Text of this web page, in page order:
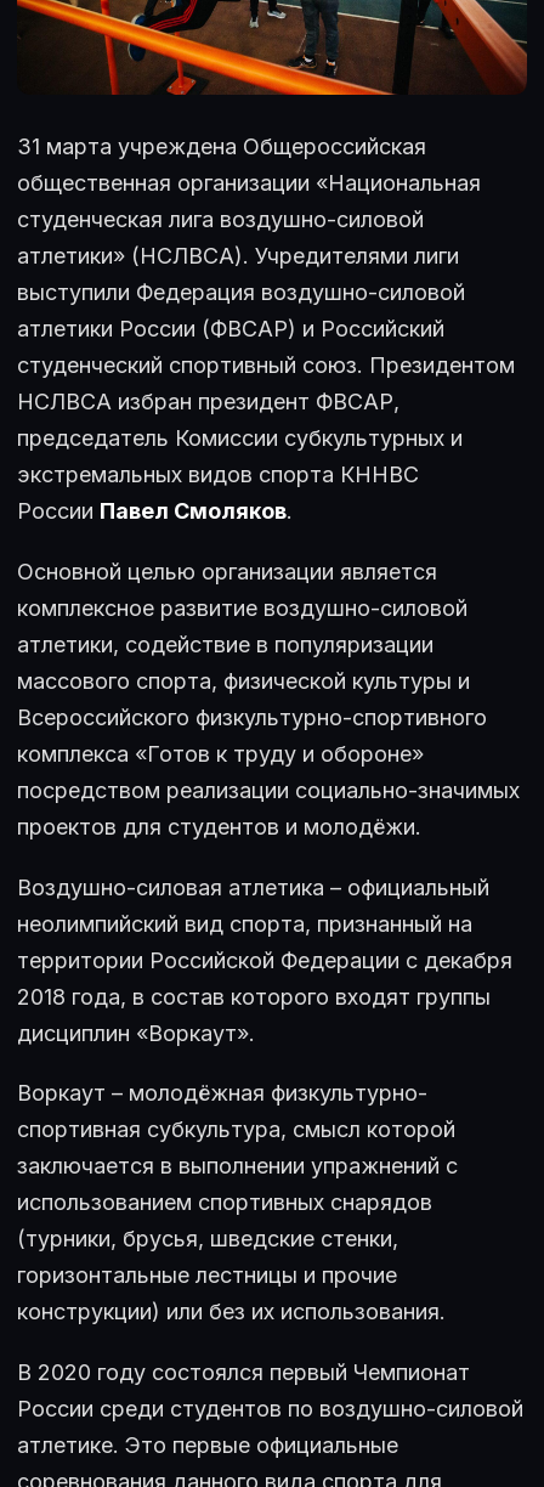
31 марта учреждена Общероссийская
общественная организации «Национальная
студенческая лига воздушно-силовой
атлетики» (НСЛВСА). Учредителями лиги
выступили Федерация воздушно-силовой
атлетики России (ФВСАР) и Российский
студенческий спортивный союз. Президентом
НСЛВСА избран президент ФВСАР,
председатель Комиссии субкультурных и
экстремальных видов спорта КННВС
России Павел Смоляков.
Основной целью организации является
комплексное развитие воздушно-силовой
атлетики, содействие в популяризации
массового спорта, физической культуры и
Всероссийского физкультурно-спортивного
комплекса «Готов к труду и обороне»
посредством реализации социально-значимых
проектов для студентов и молодёжи.
Воздушно-силовая атлетика – официальный
неолимпийский вид спорта, признанный на
территории Российской Федерации с декабря
2018 года, в состав которого входят группы
дисциплин «Воркаут».
Воркаут – молодёжная физкультурно-
спортивная субкультура, смысл которой
заключается в выполнении упражнений с
использованием спортивных снарядов
(турники, брусья, шведские стенки,
горизонтальные лестницы и прочие
конструкции) или без их использования.
В 2020 году состоялся первый Чемпионат
России среди студентов по воздушно-силовой
атлетике. Это первые официальные
соревнования данного вида спорта для